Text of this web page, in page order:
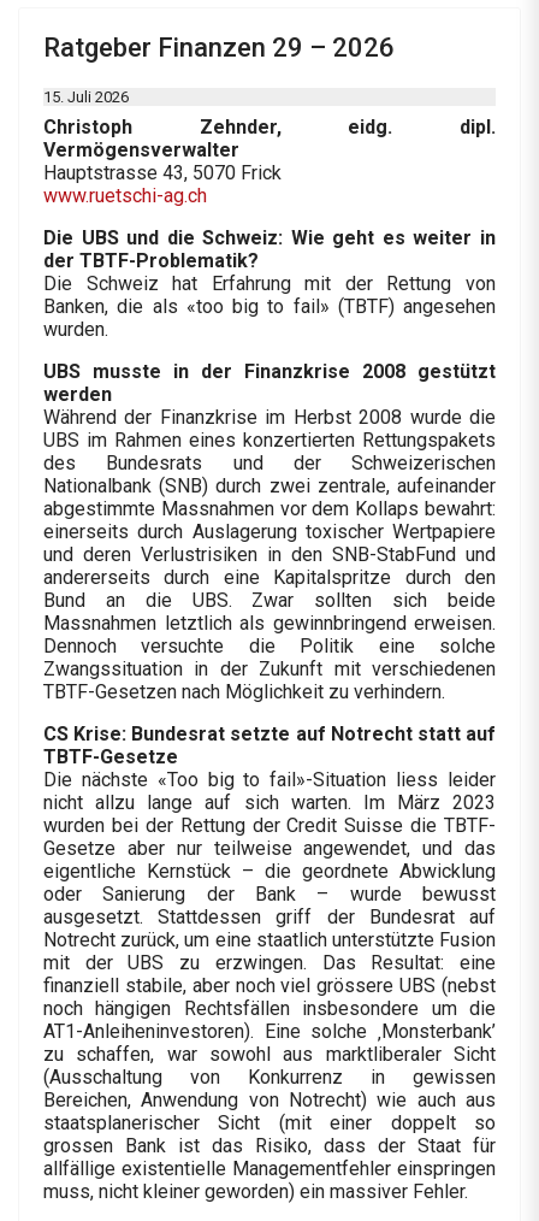
Ratgeber Finanzen 29 – 2026
15. Juli 2026
Christoph Zehnder, eidg. dipl.
Vermögensverwalter
Hauptstrasse 43, 5070 Frick
www.ruetschi-ag.ch
Die UBS und die Schweiz: Wie geht es weiter in
der TBTF-Problematik?
Die Schweiz hat Erfahrung mit der Rettung von
Banken, die als «too big to fail» (TBTF) angesehen
wurden.
UBS musste in der Finanzkrise 2008 gestützt
werden
Während der Finanzkrise im Herbst 2008 wurde die
UBS im Rahmen eines konzertierten Rettungspakets
des Bundesrats und der Schweizerischen
Nationalbank (SNB) durch zwei zentrale, aufeinander
abgestimmte Massnahmen vor dem Kollaps bewahrt:
einerseits durch Auslagerung toxischer Wertpapiere
und deren Verlustrisiken in den SNB-StabFund und
andererseits durch eine Kapitalspritze durch den
Bund an die UBS. Zwar sollten sich beide
Massnahmen letztlich als gewinnbringend erweisen.
Dennoch versuchte die Politik eine solche
Zwangssituation in der Zukunft mit verschiedenen
TBTF-Gesetzen nach Möglichkeit zu verhindern.
CS Krise: Bundesrat setzte auf Notrecht statt auf
TBTF-Gesetze
Die nächste «Too big to fail»-Situation liess leider
nicht allzu lange auf sich warten. Im März 2023
wurden bei der Rettung der Credit Suisse die TBTF-
Gesetze aber nur teilweise angewendet, und das
eigentliche Kernstück – die geordnete Abwicklung
oder Sanierung der Bank – wurde bewusst
ausgesetzt. Stattdessen griff der Bundesrat auf
Notrecht zurück, um eine staatlich unterstützte Fusion
mit der UBS zu erzwingen. Das Resultat: eine
finanziell stabile, aber noch viel grössere UBS (nebst
noch hängigen Rechtsfällen insbesondere um die
AT1-Anleiheninvestoren). Eine solche ‚Monsterbank’
zu schaffen, war sowohl aus marktliberaler Sicht
(Ausschaltung von Konkurrenz in gewissen
Bereichen, Anwendung von Notrecht) wie auch aus
staatsplanerischer Sicht (mit einer doppelt so
grossen Bank ist das Risiko, dass der Staat für
allfällige existentielle Managementfehler einspringen
muss, nicht kleiner geworden) ein massiver Fehler.